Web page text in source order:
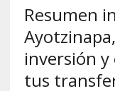
Resumen
inversión y
tus